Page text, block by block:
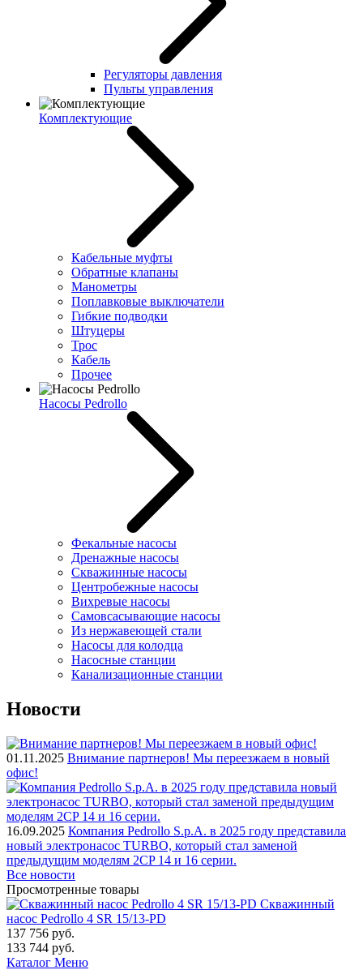
Регуляторы давления
Пульты управления
Комплектующие
Кабельные муфты
Обратные клапаны
Манометры
Поплавковые выключатели
Гибкие подводки
Штуцеры
Трос
Кабель
Прочее
Насосы Pedrollo
Фекальные насосы
Дренажные насосы
Скважинные насосы
Центробежные насосы
Вихревые насосы
Самовсасывающие насосы
Из нержавеющей стали
Насосы для колодца
Насосные станции
Канализационные станции
Новости
01.11.2025 Внимание партнеров! Мы переезжаем в новый
офис!
16.09.2025 Компания Pedrollo S.p.A. в 2025 году представила
новый электронасос TURBO, который стал заменой
предыдущим моделям 2CP 14 и 16 серии.
Все новости
Просмотренные товары
Скважинный
насос Pedrollo 4 SR 15/13-PD
137 756 руб.
133 744 руб.
Каталог Меню